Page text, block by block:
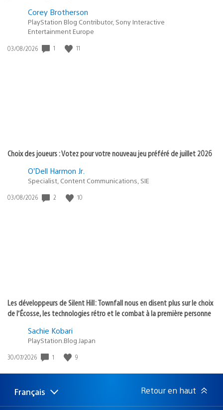
Corey Brotherson
PlayStation Blog Contributor, Sony Interactive
Entertainment Europe
Date
03/08/2026 1 11
Choix des joueurs : Votez pour votre nouveau jeu préféré de juillet 2026
O’Dell Harmon Jr.
Specialist, Content Communications, SIE
Date
03/08/2026 2 10
Les développeurs de Silent Hill: Townfall nous en disent plus sur le choix
de l’Écosse, les technologies rétro et le combat à la première personne
Sachie Kobari
PlayStation.Blog Japan
Date
publication
30/07/2026 1 9
Choisir
une
Région
actuelle
Français Retour en haut